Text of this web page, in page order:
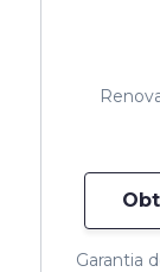
Garantia